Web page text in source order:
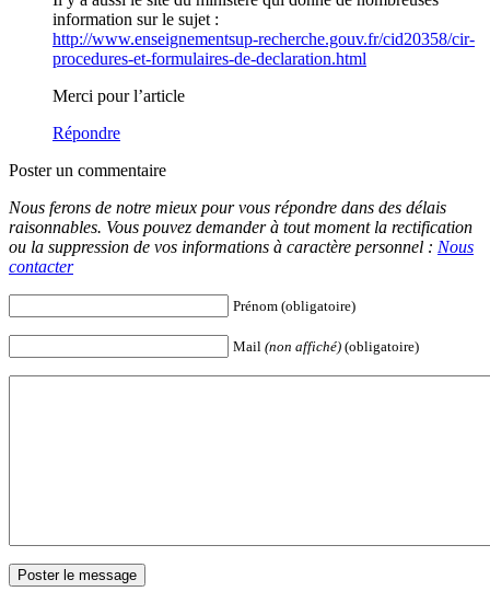
information sur le sujet :
http://www.enseignementsup-recherche.gouv.fr/cid20358/cir-
procedures-et-formulaires-de-declaration.html
Merci pour l’article
Répondre
Poster un commentaire
Nous ferons de notre mieux pour vous répondre dans des délais
raisonnables. Vous pouvez demander à tout moment la rectification
ou la suppression de vos informations à caractère personnel : Nous
contacter
Prénom (obligatoire)
Mail (non affiché) (obligatoire)